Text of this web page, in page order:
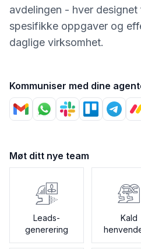
avdelingen - hver designet
spesifikke oppgaver og
daglige virksomhet.
Kommuniser med dine
Møt ditt nye team
Leads-
generering
Kald